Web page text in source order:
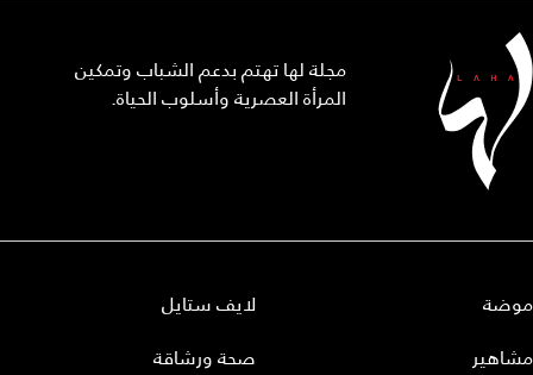
مجلة لها تهتم بدعم الشباب وتمكين
المرأة العصرية وأسلوب الحياة.
موضة
مشاهير
لايف ستايل
صحة ورشاقة